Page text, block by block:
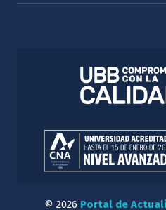
© 2026 Portal de